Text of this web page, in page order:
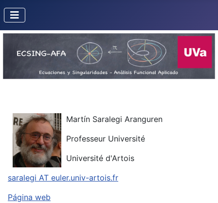
Martín Saralegi Aranguren
Professeur Université
Université d'Artois
saralegi AT euler.univ-artois.fr
Página web